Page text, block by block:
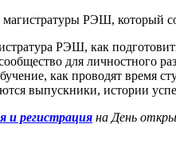
РЭШ, который
РЭШ, как
для личностного
как проводят время
выпускники, истории
и регистрация на День